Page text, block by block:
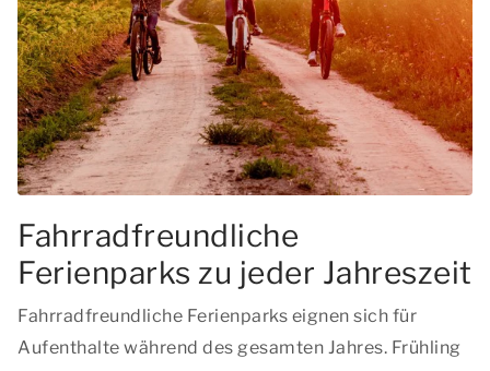
Fahrradfreundliche
Ferienparks zu jeder Jahreszeit
Fahrradfreundliche Ferienparks eignen sich für
Aufenthalte während des gesamten Jahres. Frühling